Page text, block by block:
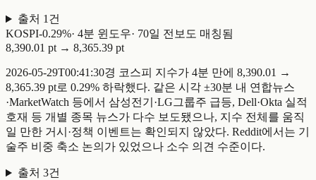
출처 1 건
KOSPI-0.29%· 4분 윈도우· 70일 전 보도 매칭됨
8,390.01 pt → 8,365.39 pt
2026-05-29T00:41:30경 코스피 지수가 4분 만에 8,390.01 →
8,365.39 pt로 0.29% 하락했다. 같은 시각 ±30분 내 연합뉴스
·MarketWatch 등에서 삼성전기·LG그룹주 급등, Dell·Okta 실적
호재 등 개별 종목 뉴스가 다수 보도됐으나, 지수 전체를 움직
일 만한 거시·정책 이벤트는 확인되지 않았다. Reddit에서는 기
술주 비중 축소 논의가 있었으나 소수 의견 수준이다.
출처 3건